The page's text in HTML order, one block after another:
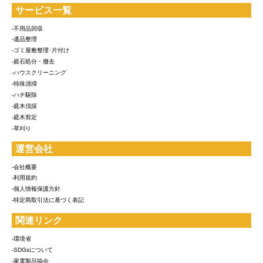
サービス一覧
-不用品回収
-遺品整理
-ゴミ屋敷整理･片付け
-庭石処分・撤去
-ハウスクリーニング
-特殊清掃
-ハチ駆除
-庭木伐採
-庭木剪定
-草刈り
運営会社
-会社概要
-利用規約
-個人情報保護方針
-特定商取引法に基づく表記
関連リンク
-環境省
-SDGsについて
-家電製品協会